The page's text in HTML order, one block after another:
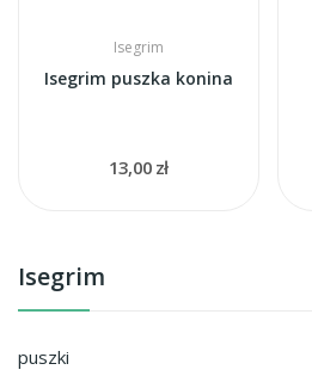
Isegrim
puszki
Isegrim
Isegrim puszka konina
13,00 zł